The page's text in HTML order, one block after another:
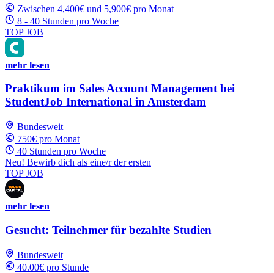
Zwischen 4,400€ und 5,900€ pro Monat
8 - 40 Stunden pro Woche
TOP JOB
mehr lesen
Praktikum im Sales Account Management bei
StudentJob International in Amsterdam
Bundesweit
750€ pro Monat
40 Stunden pro Woche
Neu! Bewirb dich als eine/r der ersten
TOP JOB
mehr lesen
Gesucht: Teilnehmer für bezahlte Studien
Bundesweit
40.00€ pro Stunde